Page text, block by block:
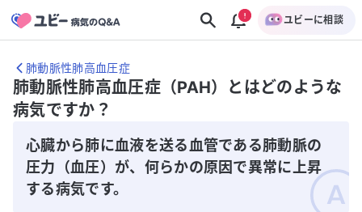
ユビーに相談
肺動脈性肺高血圧症
肺動脈性肺高血圧症（PAH）とはどのような
病気ですか？
心臓から肺に血液を送る血管である肺動脈の
圧力（血圧）が、何らかの原因で異常に上昇
する病気です。